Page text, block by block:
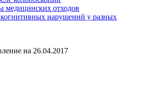
медицинских отходов
когнитивных нарушений у разных
на 26.04.2017